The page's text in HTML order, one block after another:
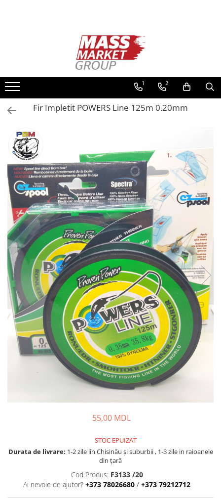
Lansete la crap
Mulinete la crap
Fire Crap
Protectie, pastrare
Accesorii nadire, sondare
Accesorii, monturi crap
Rod Pod, picheti, suporti
Carlige crap
Avertizoare si swingere
Pescuit Feeder, Stationar, Pluta
Lansete Feeder, Stationar, Pluta
Mulinete Feeder, Stationar, Pluta
Fire feeder, stationar
Plute si Indicatoare
Platforme feeder, suporturi,
tripoduri
Plumbi, cosulete, momitoare
Carlige Feeder, Stationar
Mincioguri si juvelnice
Accesorii monturi
Genti, huse, galeti
Accesorii si instrumente
Nada, momeala, aditivi
Lansete la rapitor
Greutati la rapitor
Accesorii rapitor
Monturi rapitor
1 2
Fir Impletit POWERS Line 125m 0.20mm
55,00 MDL
STOC EPUIZAT
Durata de livrare: 1-2 zile iîn Chisinău şi suburbii , 1-3 zile in raioanele
din țară
Cod Produs: F3133 /20
Ai nevoie de ajutor? +373 78026680 / +373 79212712